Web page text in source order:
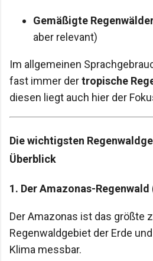
Gemäßigte
aber relevant)
Im allgemeinen
fast immer dertropische
diesen liegt auch hier der
Die wichtigsten
Überblick
1. Der Amazonas-
Der Amazonas ist das größte
Regenwaldgebiet der Erde
Klima messbar.